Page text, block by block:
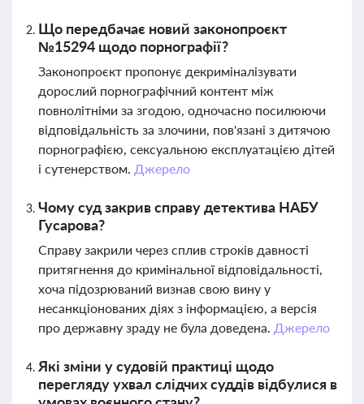
Що передбачає новий законопроєкт
№15294 щодо порнографії?
Законопроєкт пропонує декриміналізувати
дорослий порнографічний контент між
повнолітніми за згодою, одночасно посилюючи
відповідальність за злочини, пов'язані з дитячою
порнографією, сексуальною експлуатацією дітей
і сутенерством. Джерело
Чому суд закрив справу детектива НАБУ
Гусарова?
Справу закрили через сплив строків давності
притягнення до кримінальної відповідальності,
хоча підозрюваний визнав свою вину у
несанкціонованих діях з інформацією, а версія
про державну зраду не була доведена. Джерело
Які зміни у судовій практиці щодо
перегляду ухвал слідчих суддів відбулися в